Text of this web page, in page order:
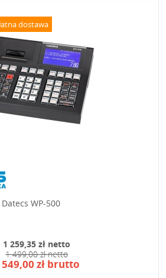
dostawa
WP-500
1 259,35 zł netto
1 499,00 zł netto
549,00 zł brutto